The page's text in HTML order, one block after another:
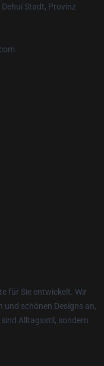
Stadt, Provinz
für Sie entwickelt. Wir
und schönen Designs an,
Alltagsstil, sondern